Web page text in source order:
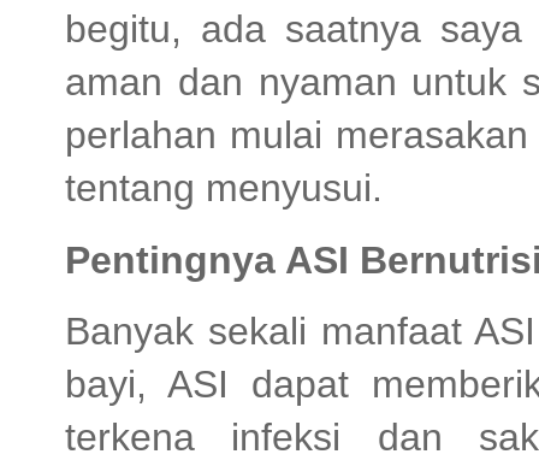
begitu, ada saatnya
aman dan nyaman untuk
perlahan mulai
tentang menyusui.
Pentingnya ASI
Banyak sekali manfaat
bayi, ASI dapat
terkena infeksi dan